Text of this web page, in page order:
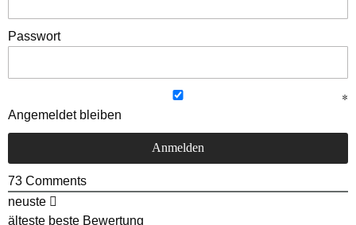
Passwort
Angemeldet bleiben
73 Comments
neuste
älteste beste Bewertung